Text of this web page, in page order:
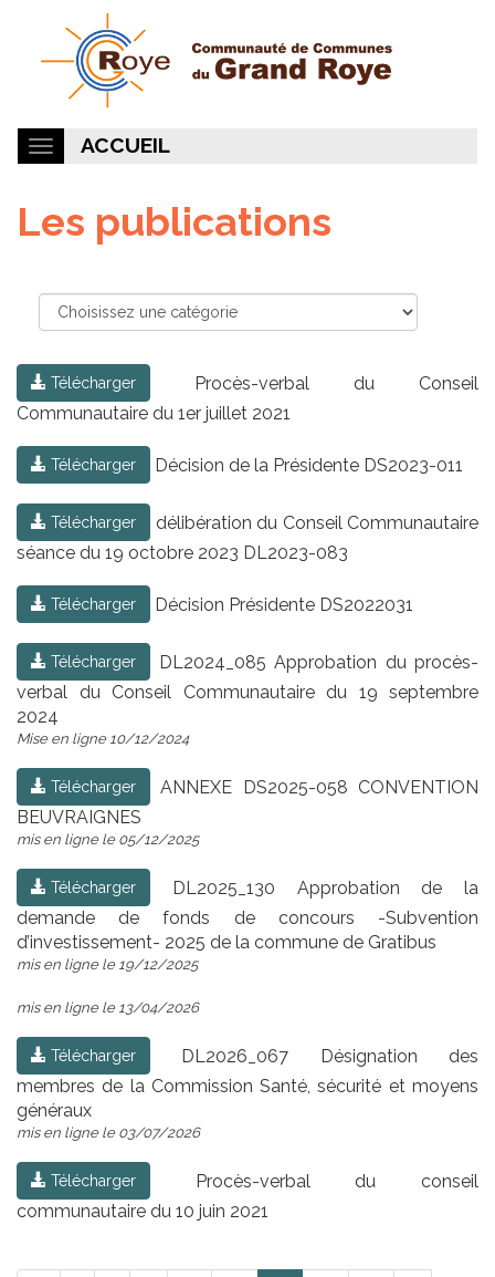
ACCUEIL
Les publications
Télécharger
Procès-verbal du Conseil
Communautaire du 1er juillet 2021
Télécharger Décision de la Présidente DS2023-011
Télécharger
délibération du Conseil Communautaire
séance du 19 octobre 2023 DL2023-083
Télécharger Décision Présidente DS2022031
Télécharger
DL2024_085 Approbation du procès-
verbal du Conseil Communautaire du 19 septembre
2024
Mise en ligne 10/12/2024
Télécharger
ANNEXE DS2025-058 CONVENTION
BEUVRAIGNES
mis en ligne le 05/12/2025
Télécharger
DL2025_130 Approbation de la
demande de fonds de concours -Subvention
d’investissement- 2025 de la commune de Gratibus
mis en ligne le 19/12/2025
mis en ligne le 13/04/2026
Télécharger
DL2026_067 Désignation des
membres de la Commission Santé, sécurité et moyens
généraux
mis en ligne le 03/07/2026
Télécharger
Procès-verbal du conseil
communautaire du 10 juin 2021